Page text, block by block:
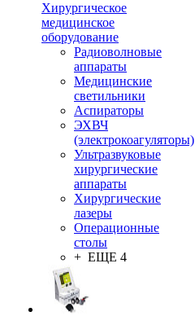
Хирургическое
медицинское
оборудование
Радиоволновые
аппараты
Медицинские
светильники
Аспираторы
ЭХВЧ
(электрокоагуляторы)
Ультразвуковые
хирургические
аппараты
Хирургические
лазеры
Операционные
столы
+ ЕЩЕ 4